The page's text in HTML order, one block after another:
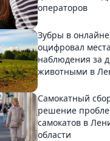
операторов
Зубры в
оцифровал
наблюдения за
животными в
Самокатный
решение
самокатов в
области